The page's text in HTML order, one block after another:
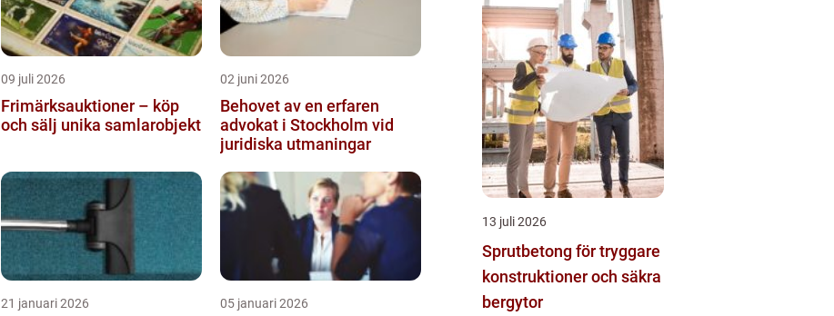
09 juli 2026
Frimärksauktioner – köp
och sälj unika samlarobjekt
02 juni 2026
Behovet av en erfaren
advokat i Stockholm vid
juridiska utmaningar
21 januari 2026 05 januari 2026
13 juli 2026
Sprutbetong för tryggare
konstruktioner och säkra
bergytor